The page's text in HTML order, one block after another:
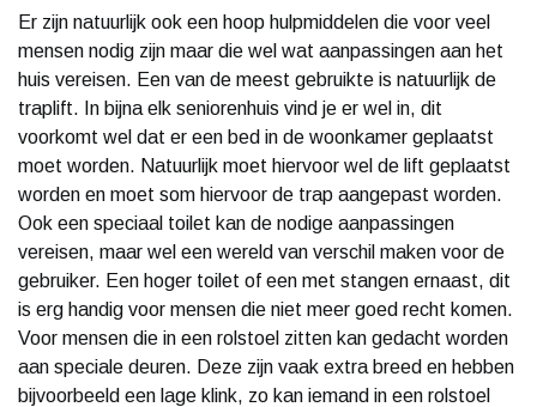
Er zijn natuurlijk ook een hoop hulpmiddelen die voor veel
mensen nodig zijn maar die wel wat aanpassingen aan het
huis vereisen. Een van de meest gebruikte is natuurlijk de
traplift. In bijna elk seniorenhuis vind je er wel in, dit
voorkomt wel dat er een bed in de woonkamer geplaatst
moet worden. Natuurlijk moet hiervoor wel de lift geplaatst
worden en moet som hiervoor de trap aangepast worden.
Ook een speciaal toilet kan de nodige aanpassingen
vereisen, maar wel een wereld van verschil maken voor de
gebruiker. Een hoger toilet of een met stangen ernaast, dit
is erg handig voor mensen die niet meer goed recht komen.
Voor mensen die in een rolstoel zitten kan gedacht worden
aan speciale deuren. Deze zijn vaak extra breed en hebben
bijvoorbeeld een lage klink, zo kan iemand in een rolstoel